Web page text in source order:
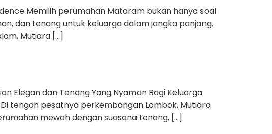
Memilih perumahan Mataram bukan hanya soal
dan tenang untuk keluarga dalam jangka panjang.
Mutiara […]
Elegan dan Tenang Yang Nyaman Bagi Keluarga
tengah pesatnya perkembangan Lombok, Mutiara
mewah dengan suasana tenang, […]